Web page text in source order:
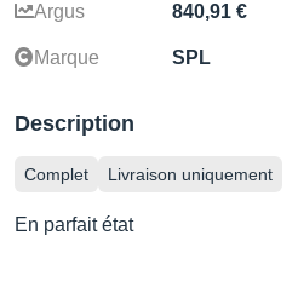
Argus 840,91 €
Marque SPL
Description
Complet Livraison uniquement
En parfait état